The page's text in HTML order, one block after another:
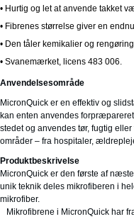
• Hurtig og let at anvende takket
• Fibrenes størrelse giver en
• Den tåler kemikalier og
• Svanemærket, licens 483 006.
Anvendelsesområde
MicronQuick er en effektiv og
kan enten anvendes
stedet og anvendes tør, fugtig
områder – fra hospitaler,
Produktbeskrivelse
MicronQuick er den første af
unik teknik deles mikrofiberen i
mikrofiber.
Mikrofibrene i MicronQuick har